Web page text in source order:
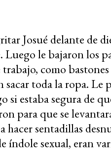
Josué delante de
Luego le bajaron los
como
toda la ropa. Le
si estaba segura de
para que se
sentadillas
sexual, eran